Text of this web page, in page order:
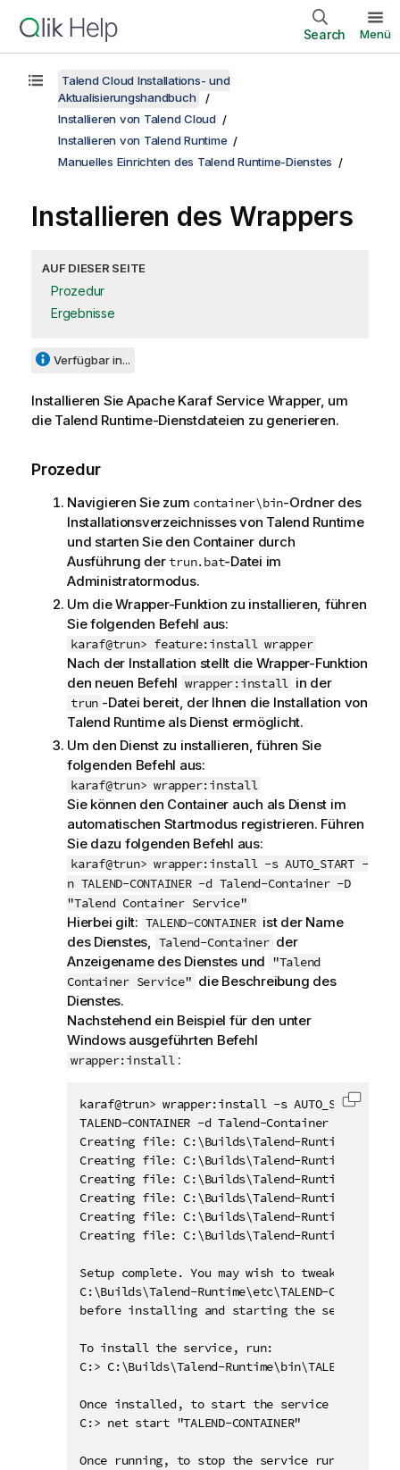
Search Menü
Talend Cloud Installations- und
Aktualisierungshandbuch
Installieren von Talend Cloud
Installieren von Talend Runtime
Manuelles Einrichten des Talend Runtime-Dienstes
Installieren des Wrappers
AUF DIESER SEITE
Prozedur
Ergebnisse
Verfügbar in...
Installieren Sie Apache Karaf Service Wrapper, um
die Talend Runtime-Dienstdateien zu generieren.
Prozedur
Navigieren Sie zum container\bin-Ordner des
Installationsverzeichnisses von Talend Runtime
und starten Sie den Container durch
Ausführung der trun.bat-Datei im
Administratormodus.
Um die Wrapper-Funktion zu installieren, führen
Sie folgenden Befehl aus:
karaf@trun> feature:install wrapper
Nach der Installation stellt die Wrapper-Funktion
den neuen Befehl wrapper:install in der
trun -Datei bereit, der Ihnen die Installation von
Talend Runtimeals Dienst ermöglicht.
Um den Dienst zu installieren, führen Sie
folgenden Befehl aus:
karaf@trun> wrapper:install
Sie können den Container auch als Dienst im
automatischen Startmodus registrieren. Führen
Sie dazu folgenden Befehl aus:
karaf@trun> wrapper:install -s AUTO_START -
n TALEND-CONTAINER -d Talend-Container -D
"Talend Container Service"
Hierbei gilt: TALEND-CONTAINER ist der Name
des Dienstes, Talend-Container der
Anzeigename des Dienstes und "Talend
Container Service" die Beschreibung des
Dienstes.
Nachstehend ein Beispiel für den unter
Windows ausgeführten Befehl
wrapper:install :
karaf@trun> wrapper:install -s AUTO_START -n
TALEND-CONTAINER -d Talend-Container -D
Creating file: C:\Builds\Talend-
Creating file: C:\Builds\Talend-
Creating file: C:\Builds\Talend-
Creating file: C:\Builds\Talend-
Creating file: C:\Builds\Talend-
Creating file: C:\Builds\Talend-
Setup complete. You may wish to tweak the
C:\Builds\Talend-Runtime\etc\TALEND-
before installing and starting the service.
To install the service, run:
C:> C:\Builds\Talend-Runtime\bin\TALEND-
Once installed, to start the service run:
C:> net start "TALEND-CONTAINER"
Once running, to stop the service run:
Code